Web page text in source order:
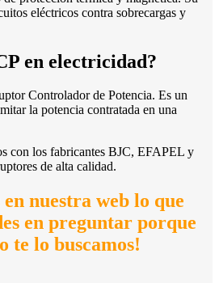
eléctricos contra sobrecargas y
en electricidad?
Controlador de Potencia. Es un
la potencia contratada en una
con los fabricantes BJC, EFAPEL y
de alta calidad.
nuestra web lo que
en preguntar porque
te lo buscamos!